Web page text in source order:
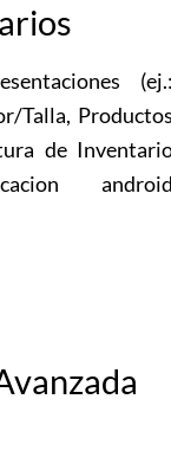
(ej.:
Talla, Productos
de
android